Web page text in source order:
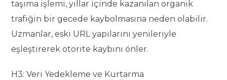
taşıma işlemi, yıllar içinde kazanılan organik
trafiğin bir gecede kaybolmasına neden olabilir.
Uzmanlar, eski URL yapılarını yenileriyle
eşleştirerek otorite kaybını önler.
H3: Veri Yedekleme ve Kurtarma